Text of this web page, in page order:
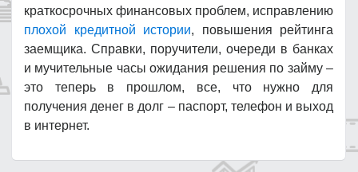
краткосрочных финансовых проблем, исправлению
плохой кредитной истории, повышения рейтинга
заемщика. Справки, поручители, очереди в банках
и мучительные часы ожидания решения по займу –
это теперь в прошлом, все, что нужно для
получения денег в долг – паспорт, телефон и выход
в интернет.